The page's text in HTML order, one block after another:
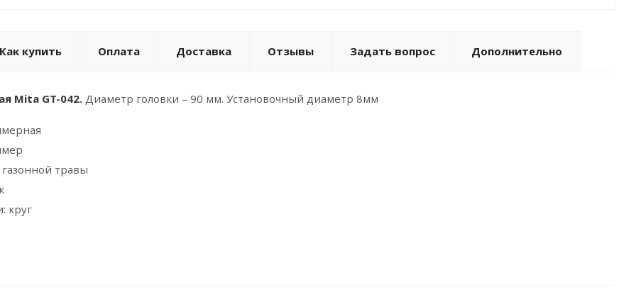
Как купить Оплата Доставка Отзывы Задать вопрос Дополнительно
Mita GT-042. Диаметр головки – 90 мм. Установочный диаметр 8мм
травы
круг